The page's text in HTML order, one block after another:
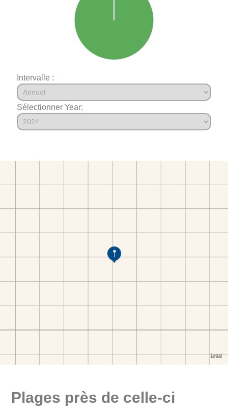
Intervalle :
Sélectionner Year:
Plages près de celle-ci